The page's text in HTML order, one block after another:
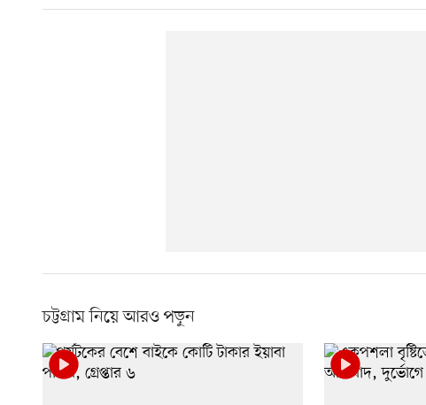
চট্টগ্রাম নিয়ে আরও পড়ুন